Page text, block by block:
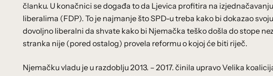
članku. U konačnici se događa to da Ljevica profitira na
liberalima (FDP). To je najmanje što SPD-u treba kako bi dokazao
dovoljno liberalni da shvate kako bi Njemačka teško došla do stope
stranka nije (pored ostalog) provela reformu o kojoj će biti riječ.
Njemačku vladu je u razdoblju 2013. – 2017. činila upravo Velika